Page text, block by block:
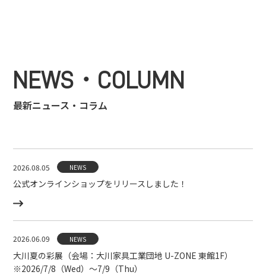
NEWS・COLUMN
最新ニュース・コラム
2026.08.05 NEWS
公式オンラインショップをリリースしました！
2026.06.09 NEWS
大川夏の彩展（会場：大川家具工業団地 U-ZONE 東館1F）
※2026/7/8（Wed）〜7/9（Thu）